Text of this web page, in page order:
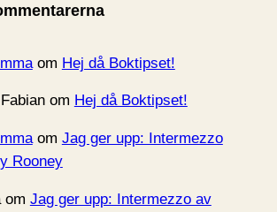
om Hej då Boktipset!
om Hej då Boktipset!
om Jag ger upp: Intermezzo
Rooney
om Jag ger upp: Intermezzo av